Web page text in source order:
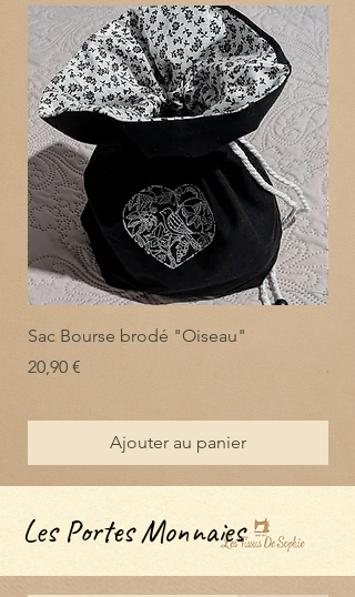
Sac Bourse brodé "Oiseau"
Prix
20,90 €
Ajouter au panier
Les Portes Monnaies